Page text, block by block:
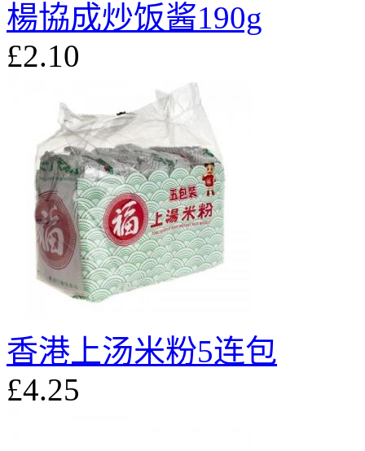
楊協成炒饭酱190g
£2.10
香港上汤米粉5连包
£4.25